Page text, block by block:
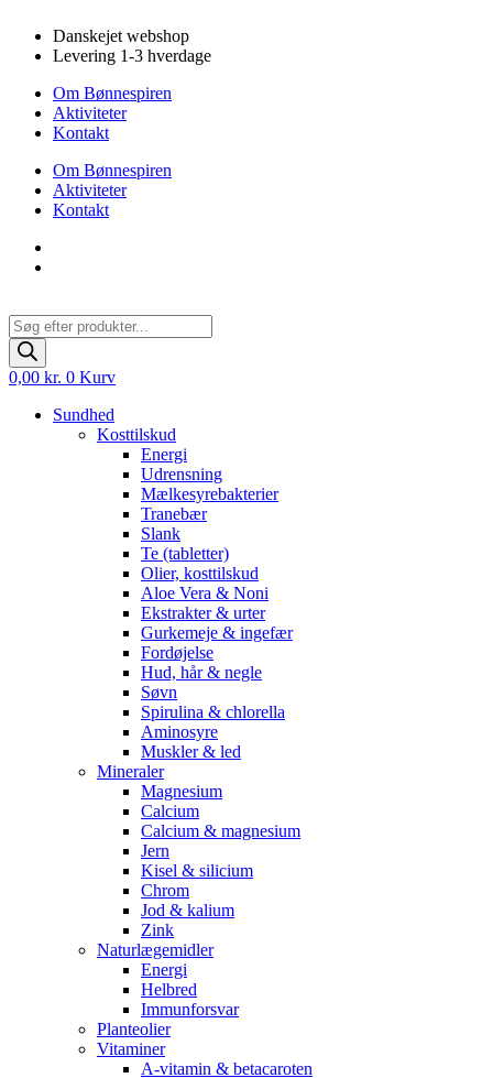
indhold
Danskejet webshop
Levering 1-3 hverdage
Om Bønnespiren
Aktiviteter
Kontakt
Om Bønnespiren
Aktiviteter
Kontakt
Products
search
0,00 kr. 0 Kurv
Sundhed
Kosttilskud
Energi
Udrensning
Mælkesyrebakterier
Tranebær
Slank
Te (tabletter)
Olier, kosttilskud
Aloe Vera & Noni
Ekstrakter & urter
Gurkemeje & ingefær
Fordøjelse
Hud, hår & negle
Søvn
Spirulina & chlorella
Aminosyre
Muskler & led
Mineraler
Magnesium
Calcium
Calcium & magnesium
Jern
Kisel & silicium
Chrom
Jod & kalium
Zink
Naturlægemidler
Energi
Helbred
Immunforsvar
Planteolier
Vitaminer
A-vitamin & betacaroten